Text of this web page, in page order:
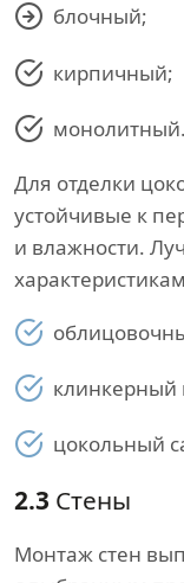
блочный;
кирпичный;
монолитный.
Для отделки
устойчивые к
и влажности.
клинкерный
цокольный
2.3 Стены
Монтаж стен